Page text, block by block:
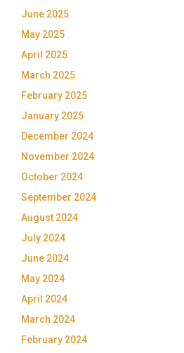
June 2025
May 2025
April 2025
March 2025
February 2025
January 2025
December 2024
November 2024
October 2024
September 2024
August 2024
July 2024
June 2024
May 2024
April 2024
March 2024
February 2024